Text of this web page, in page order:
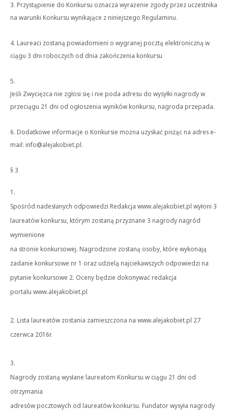
3. Przystąpienie do Konkursu oznacza wyrażenie zgody przez uczestnika
na warunki Konkursu wynikające z niniejszego Regulaminu.
4. Laureaci zostaną powiadomieni o wygranej pocztą elektroniczną w
ciągu 3 dni roboczych od dnia zakończenia konkursu
5.
Jeśli Zwycięzca nie zgłosi się i nie poda adresu do wysyłki nagrody w
przeciągu 21 dni od ogłoszenia wyników konkursu, nagroda przepada.
6. Dodatkowe informacje o Konkursie można uzyskać pisząc na adres e-
mail: info@alejakobiet.pl.
§ 3
1.
Spośród nadesłanych odpowiedzi Redakcja www.alejakobiet.pl wyłoni 3
laureatów konkursu, którym zostaną przyznane 3 nagrody nagród
wymienione
na stronie konkursowej. Nagrodzone zostaną osoby, które wykonają
zadanie konkursowe nr 1 oraz udzielą najciekawszych odpowiedzi na
pytanie konkursowe 2. Oceny będzie dokonywać redakcja
portalu www.alejakobiet.pl
2. Lista laureatów zostania zamieszczona na www.alejakobiet.pl 27
czerwca 2016r.
3.
Nagrody zostaną wysłane laureatom Konkursu w ciągu 21 dni od
otrzymania
adresów pocztowych od laureatów konkursu. Fundator wysyła nagrody